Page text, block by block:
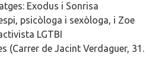
Exodus i Sonrisa
psicòloga i sexòloga, i Zoe
LGTBI
(Carrer de Jacint Verdaguer, 31.